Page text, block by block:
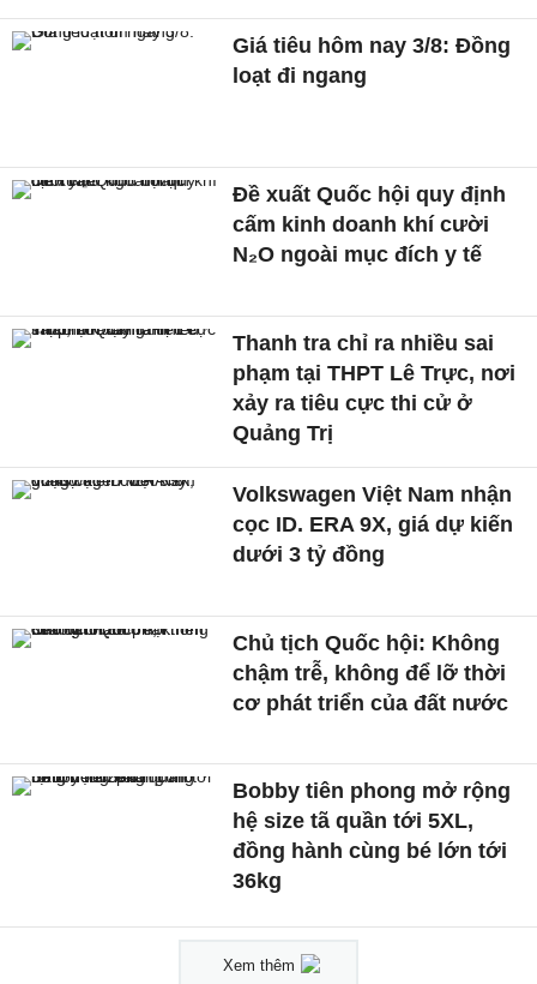
Giá tiêu hôm nay 3/8: Đồng
loạt đi ngang
Đề xuất Quốc hội quy định
cấm kinh doanh khí cười
N₂O ngoài mục đích y tế
Thanh tra chỉ ra nhiều sai
phạm tại THPT Lê Trực, nơi
xảy ra tiêu cực thi cử ở
Quảng Trị
Volkswagen Việt Nam nhận
cọc ID. ERA 9X, giá dự kiến
dưới 3 tỷ đồng
Chủ tịch Quốc hội: Không
chậm trễ, không để lỡ thời
cơ phát triển của đất nước
Bobby tiên phong mở rộng
hệ size tã quần tới 5XL,
đồng hành cùng bé lớn tới
36kg
Xem thêm